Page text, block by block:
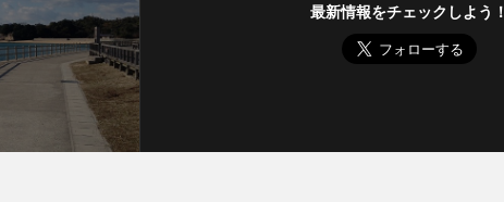
最新情報をチェックしよう！